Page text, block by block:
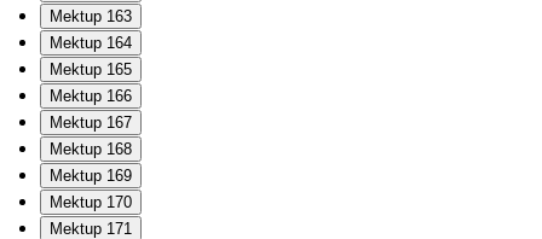
Mektup 163
Mektup 164
Mektup 165
Mektup 166
Mektup 167
Mektup 168
Mektup 169
Mektup 170
Mektup 171